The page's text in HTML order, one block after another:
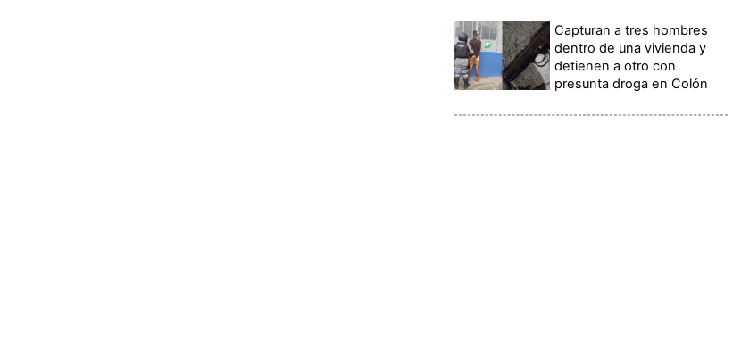
Capturan a tres hombres
dentro de una vivienda y
detienen a otro con
presunta droga en Colón